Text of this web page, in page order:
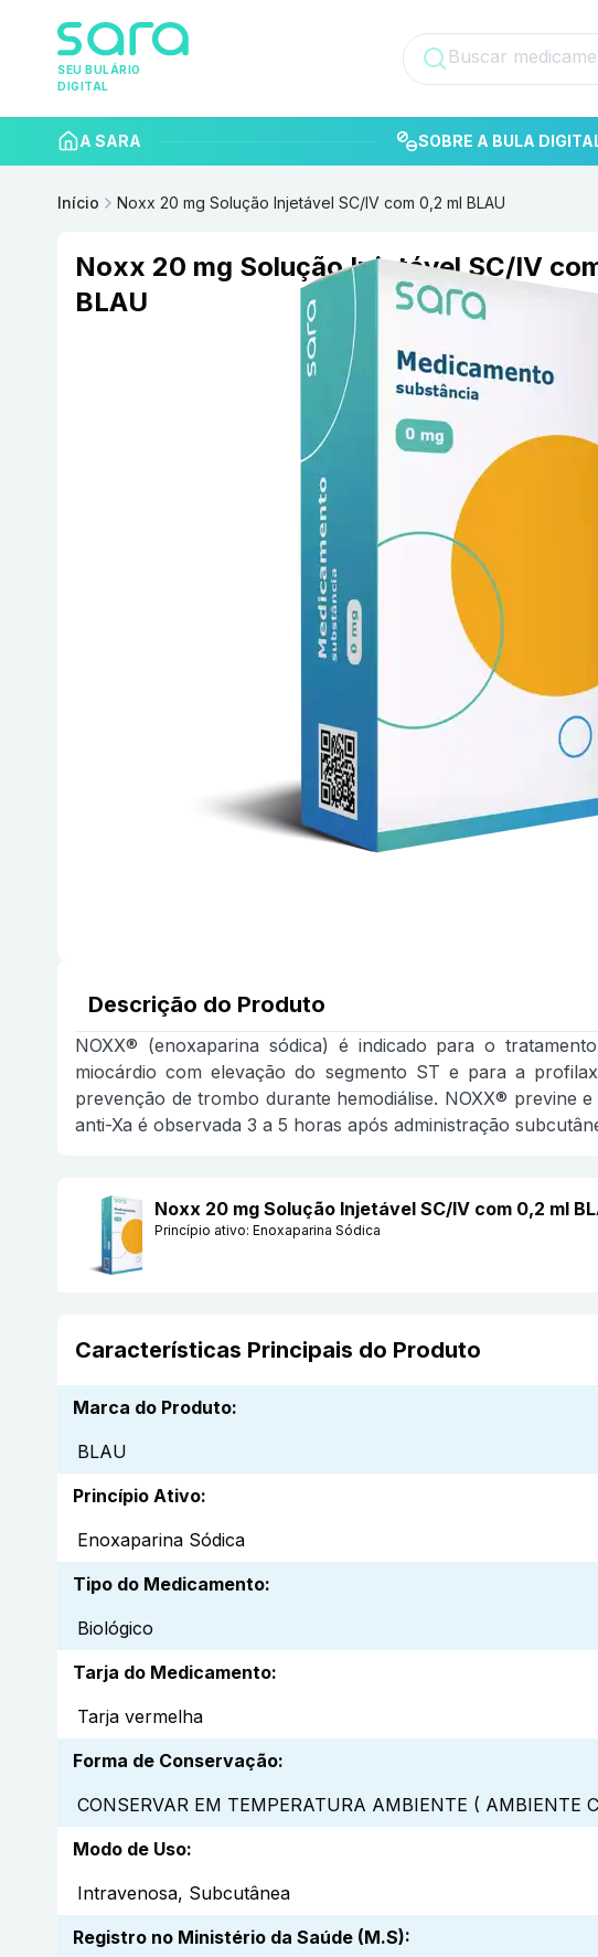
SEU BULÁRIO
DIGITAL
A SARA SOBRE A BULA
Início Noxx 20 mg Solução Injetável SC/IV com 0,2 ml BLAU
Noxx 20 mg Solução Injetável SC/IV
BLAU
Descrição do Produto
NOXX® (enoxaparina sódica) é indicado para o
miocárdio com elevação do segmento ST e para a
prevenção de trombo durante hemodiálise. NOXX® previne
anti-Xa é observada 3 a 5 horas após administração
Noxx 20 mg Solução Injetável SC/IV com 0,2 ml
Princípio ativo: Enoxaparina Sódica
Características Principais do Produto
Marca do Produto:
BLAU
Princípio Ativo:
Enoxaparina Sódica
Tipo do Medicamento:
Biológico
Tarja do Medicamento:
Tarja vermelha
Forma de Conservação:
CONSERVAR EM TEMPERATURA AMBIENTE ( AMBIENTE
Modo de Uso:
Intravenosa, Subcutânea
Registro no Ministério da Saúde (M.S):